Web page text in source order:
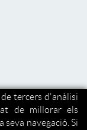
tercers d'anàlisi
de millorar els
seva navegació. Si